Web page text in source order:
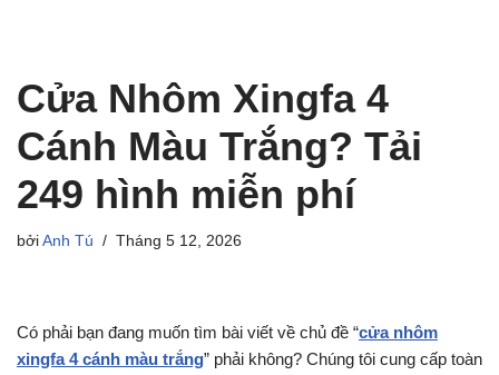
Cửa Nhôm Xingfa 4
Cánh Màu Trắng? Tải
249 hình miễn phí
bởi Anh Tú Tháng 5 12, 2026
Có phải bạn đang muốn tìm bài viết về chủ đề “cửa nhôm
xingfa 4 cánh màu trắng” phải không? Chúng tôi cung cấp toàn